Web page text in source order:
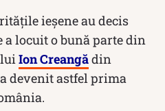
ieșene au decis
a locuit o bună parte din
Ion Creangădin
devenit astfel prima